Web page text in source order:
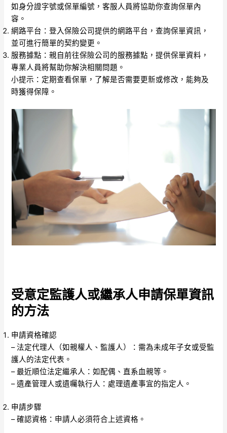
如身分證字號或保單編號，客服人員將協助你查詢保單內
容。
網路平台：登入保險公司提供的網路平台，查詢保單資訊，
並可進行簡單的契約變更。
服務據點：親自前往保險公司的服務據點，提供保單資料，
專業人員將幫助你解決相關問題。
小提示：定期查看保單，了解是否需要更新或修改，能夠及
時獲得保障。
受意定監護人或繼承人申請保單資訊
的方法
申請資格確認
– 法定代理人（如親權人、監護人）：需為未成年子女或受監
護人的法定代表。
– 最近順位法定繼承人：如配偶、直系血親等。
– 遺產管理人或遺囑執行人：處理遺產事宜的指定人。
申請步驟
– 確認資格：申請人必須符合上述資格。